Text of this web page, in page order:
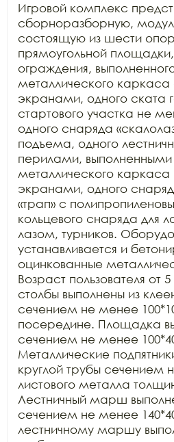
Игровой комплекс
сборноразборную,
состоящую из шести
прямоугольной
ограждения,
металлического
экранами, одного ската
стартового участка не
одного снаряда
подъема, одного
перилами, выполненными
металлического
экранами, одного
«трап» с
кольцевого снаряда для
лазом, турников.
устанавливается и
оцинкованные
Возраст пользователя от
столбы выполнены из
сечением не менее
посередине. Площадка
сечением не менее
Металлические
круглой трубы
листового металла
Лестничный марш
сечением не менее
лестничному маршу